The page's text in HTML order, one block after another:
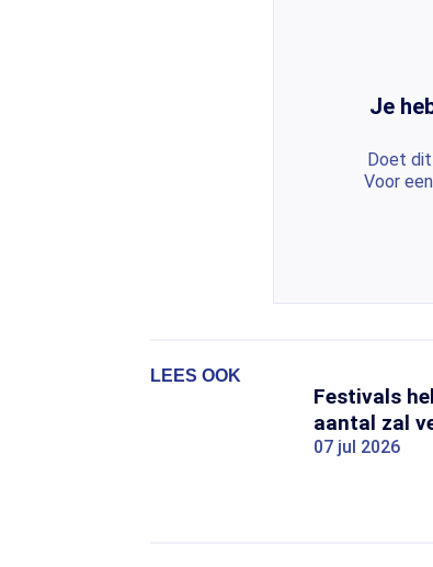
Je
Doet
Voor
LEES OOK
Festivals
aantal zal
07 jul 2026